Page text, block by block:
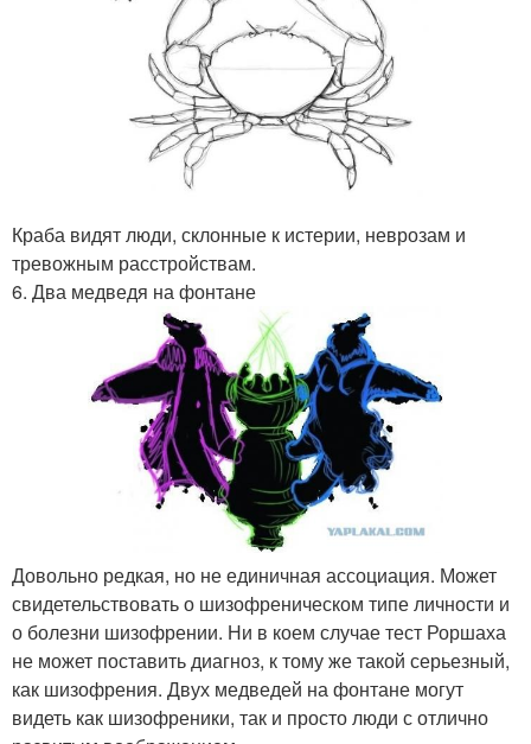
Краба видят люди, склонные к истерии, неврозам и
тревожным расстройствам.
6. Два медведя на фонтане
Довольно редкая, но не единичная ассоциация. Может
свидетельствовать о шизофреническом типе личности и
о болезни шизофрении. Ни в коем случае тест Роршаха
не может поставить диагноз, к тому же такой серьезный,
как шизофрения. Двух медведей на фонтане могут
видеть как шизофреники, так и просто люди с отлично